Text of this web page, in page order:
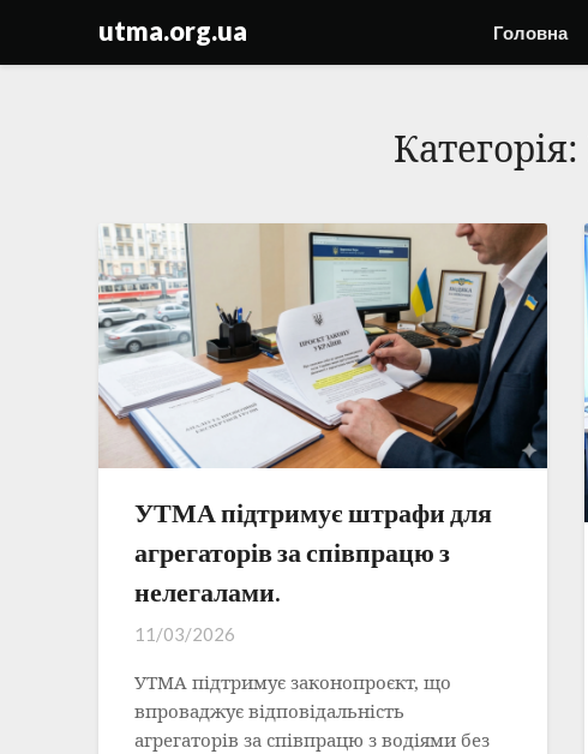
utma.org.ua Головна
Категорія:
УТМА підтримує штрафи для
агрегаторів за співпрацю з
нелегалами.
11/03/2026
УТМА підтримує законопроєкт, що
впроваджує відповідальність
агрегаторів за співпрацю з водіями без